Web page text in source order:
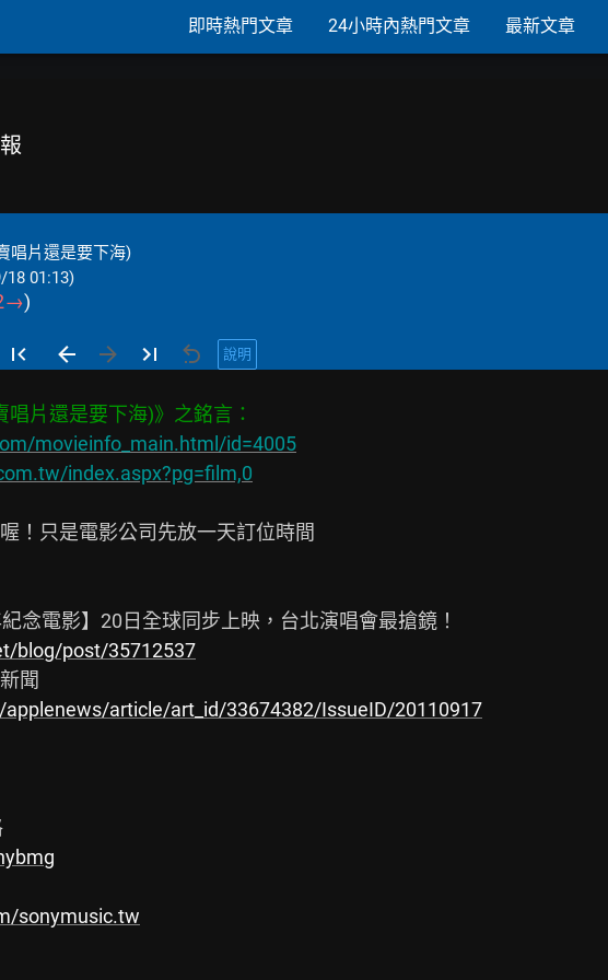
即時熱門文章 24小時內熱門文章 最新文章
唱片還是要下海)
18 01:13)
→)
說明
movieinfo_main.html/id=4005
index.aspx?pg=film,0
！只是電影公司先放一天訂位時間
blog/post/35712537
article/art_id/33674382/IssueID/20110917
sonymusic.tw